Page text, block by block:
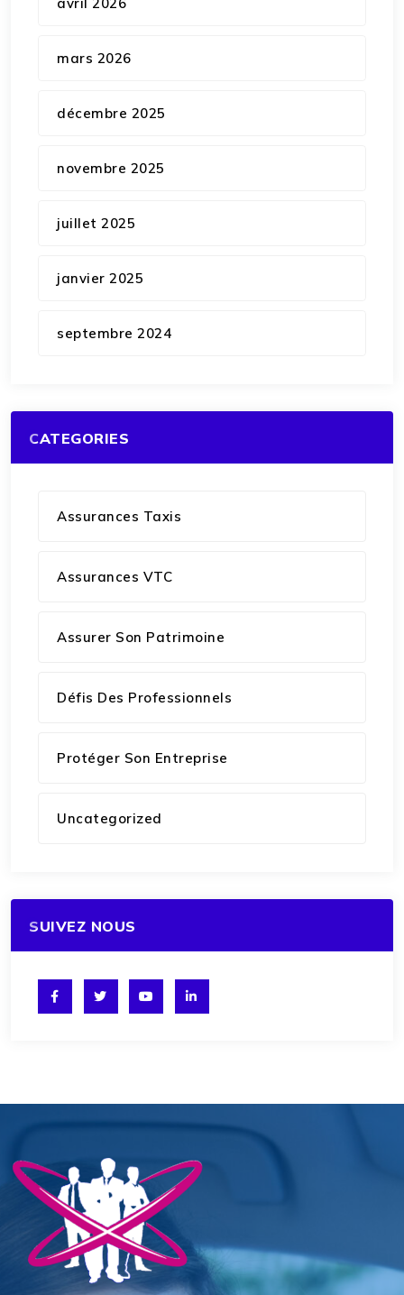
mars 2026
décembre 2025
novembre 2025
juillet 2025
janvier 2025
septembre 2024
CATEGORIES
Assurances Taxis
Assurances VTC
Assurer Son Patrimoine
Défis Des Professionnels
Protéger Son Entreprise
Uncategorized
SUIVEZ NOUS